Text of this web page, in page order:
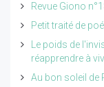
Revue Giono
Petit traité de
Le poids de
réapprendre à
Au bon soleil de